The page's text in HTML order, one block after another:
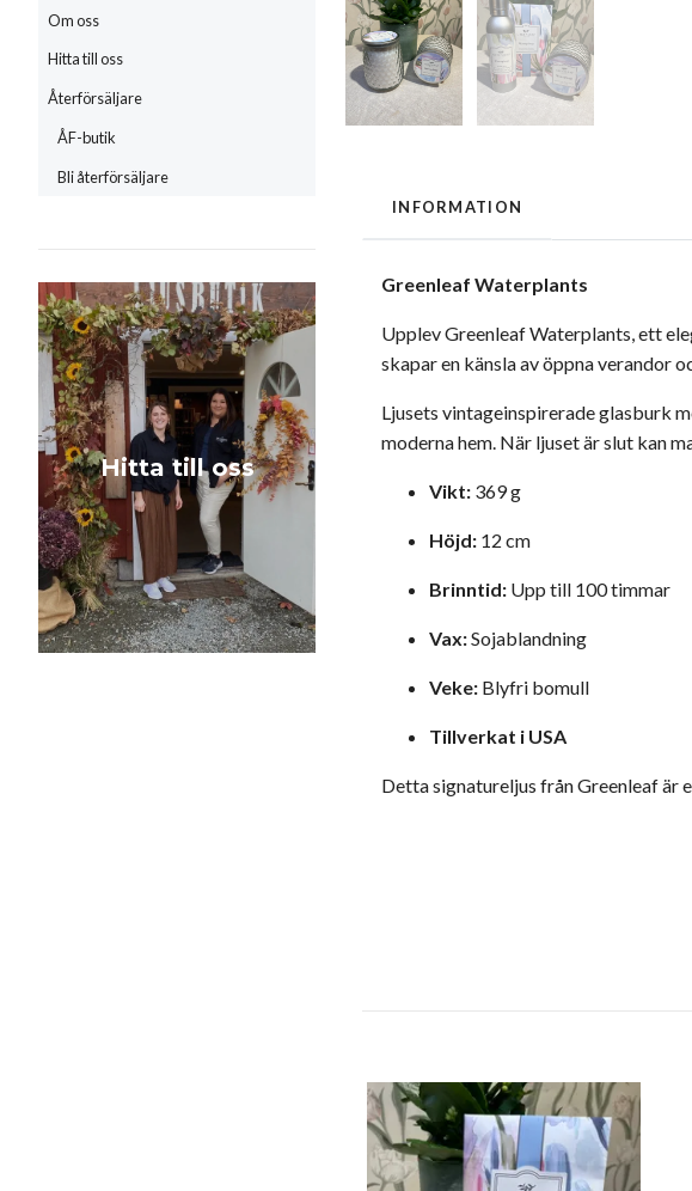
Om oss
Hitta till oss
Återförsäljare
ÅF-butik
Bli återförsäljare
Hitta till oss
INFORMATION
Greenleaf Waterplants
UpplevGreenleaf Waterplants, ett
skapar en känsla avöppna verandor
Ljusets vintageinspirerade glasburk
moderna hem. När ljuset är slut kan
Vikt: 369 g
Höjd: 12 cm
Brinntid: Upp till 100 timmar
Vax:Sojablandning
Veke: Blyfri bomull
Tillverkat i USA
Detta signatureljus från Greenleaf är